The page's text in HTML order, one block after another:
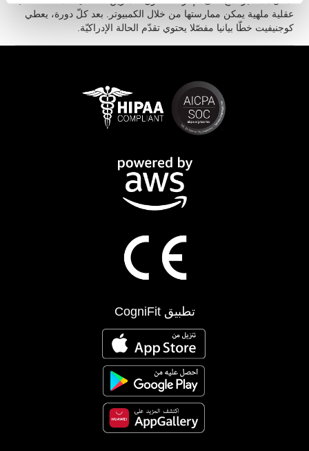
عقلية ملهية يمكن ممارستها من خلال الكمبيوتر. بعد كلّ دورة، يعطي
كوجنيفيت خطّا بيانيا مفصّلا يحتوي تقدّم الحالة الإدراكيّة.
تطبيق CogniFit